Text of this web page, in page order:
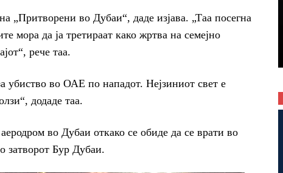
„Притворени во Дубаи“, даде изјава. „Таа посегна
мора да ја третираат како жртва на семејно
рече таа.
убиство во ОАЕ по нападот. Нејзиниот свет е
додаде таа.
во Дубаи откако се обиде да се врати во
затворот Бур Дубаи.